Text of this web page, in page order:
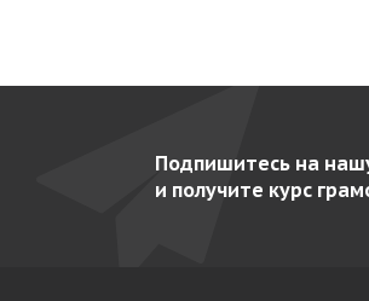
Подпишитесь на
и получите курс